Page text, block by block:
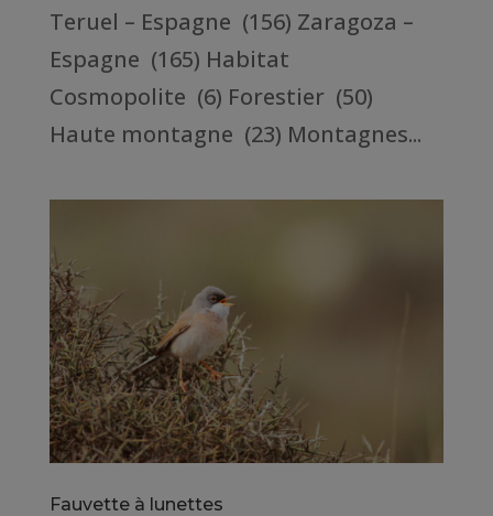
Teruel – Espagne (156) Zaragoza –
Espagne (165) Habitat
Cosmopolite (6) Forestier (50)
Haute montagne (23) Montagnes...
Fauvette à lunettes